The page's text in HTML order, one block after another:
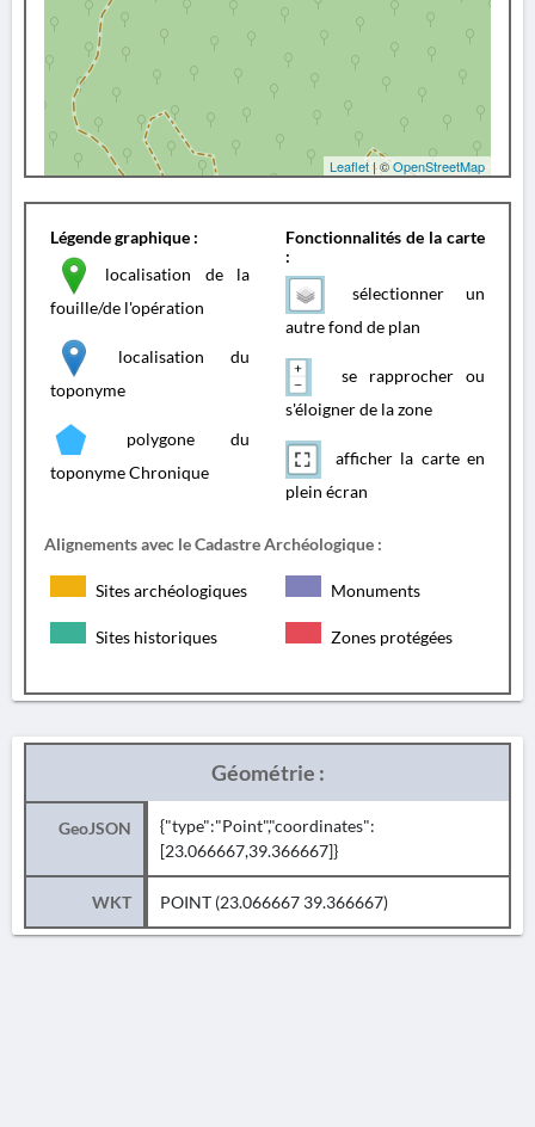
Leaflet| ©OpenStreetMap
Légende graphique :
localisation de la
fouille/de l'opération
localisation du
toponyme
polygone du
toponyme Chronique
Fonctionnalités de la carte
:
sélectionner un
autre fond de plan
se rapprocher ou
s'éloigner de la zone
afficher la carte en
plein écran
Alignements avec le Cadastre Archéologique :
Sites archéologiques Monuments
Sites historiques Zones protégées
Géométrie :
GeoJSON
{"type":"Point","coordinates":
[23.066667,39.366667]}
WKT POINT (23.066667 39.366667)